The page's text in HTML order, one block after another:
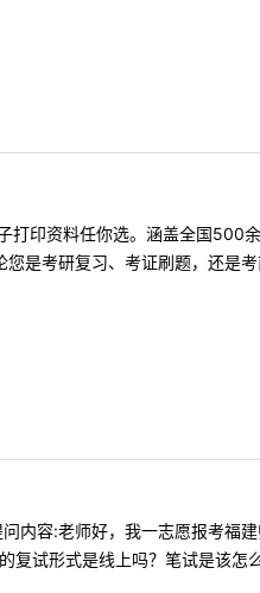
打印资料任你选。涵盖全国500
是考研复习、考证刷题，还是
容:老师好，我一志愿报考福
复试形式是线上吗？笔试是该怎